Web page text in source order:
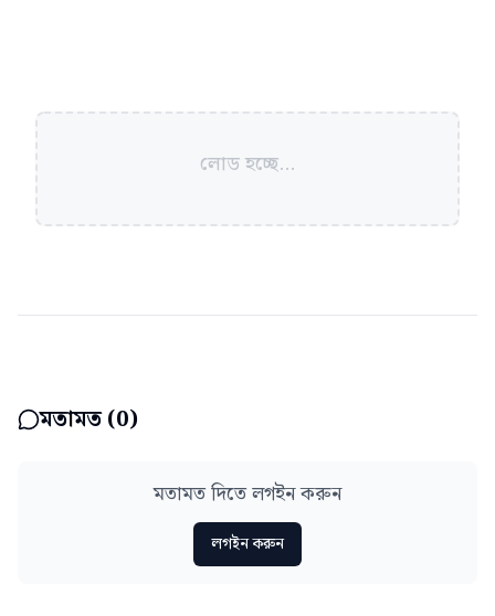
লোড হচ্ছে...
মতামত (0)
মতামত দিতে লগইন করুন
লগইন করুন